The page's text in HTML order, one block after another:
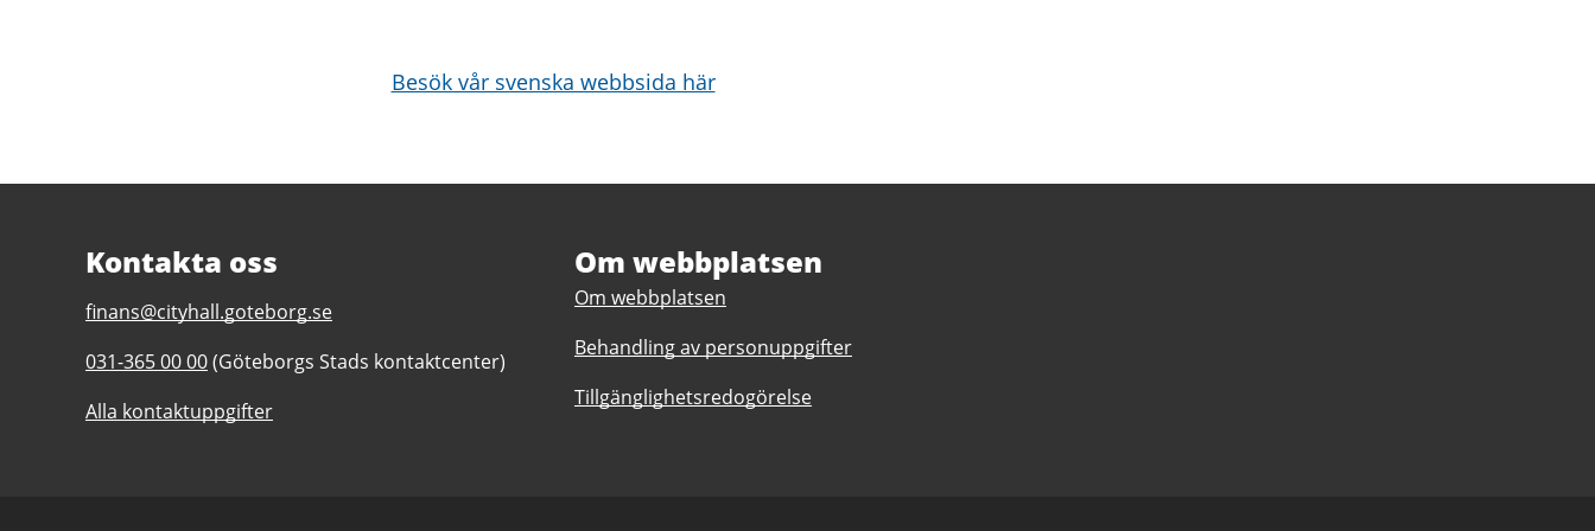
Besök vår svenska webbsida här
Kontakta oss
E-
till
Investor
relations
finans@cityhall.goteborg.se
Telefonnummer
Investor
031-365 00 00(Göteborgs Stads kontaktcenter)
Alla kontaktuppgifter
Om webbplatsen
Om webbplatsen
Behandling av personuppgifter
Tillgänglighetsredogörelse